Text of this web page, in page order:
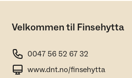
Velkommen til Finsehytta
0047 56 52 67 32
www.dnt.no/finsehytta